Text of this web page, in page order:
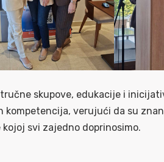
skupove, edukacije i
verujući da su
svi zajedno doprinosimo.